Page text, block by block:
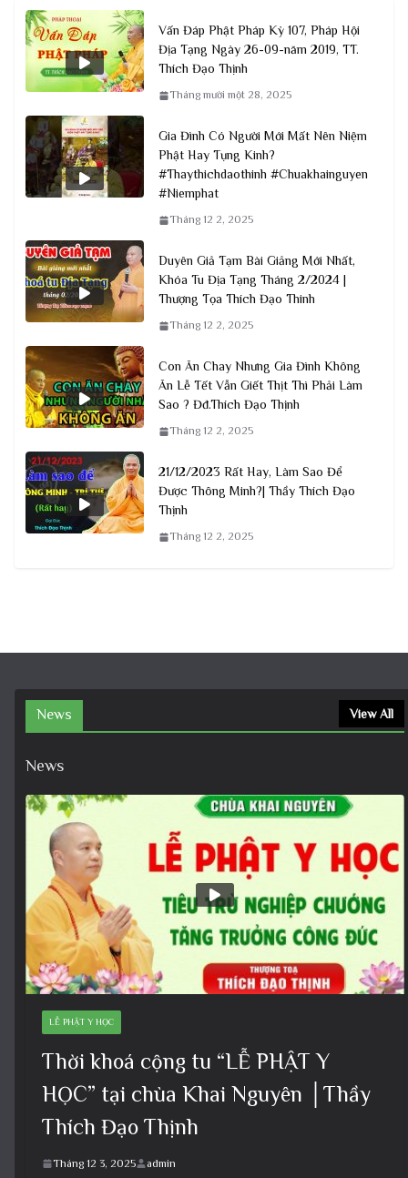
Vấn Đáp Phật Pháp Kỳ 107, Pháp Hội
Địa Tạng Ngày 26-09-năm 2019, TT.
Thích Đạo Thịnh
Tháng mười một 28, 2025
Gia Đình Có Người Mới Mất Nên Niệm
Phật Hay Tụng Kinh?
#Thaythichdaothinh #Chuakhainguyen
#Niemphat
Tháng 12 2, 2025
Duyên Giả Tạm Bài Giảng Mới Nhất,
Khóa Tu Địa Tạng Tháng 2/2024 |
Thượng Tọa Thích Đạo Thinh
Tháng 12 2, 2025
Con Ăn Chay Nhưng Gia Đình Không
Ăn Lễ Tết Vẫn Giết Thịt Thì Phải Làm
Sao ? Đđ.Thích Đạo Thịnh
Tháng 12 2, 2025
21/12/2023 Rất Hay, Làm Sao Để
Được Thông Minh?| Thầy Thích Đạo
Thịnh
Tháng 12 2, 2025
News View All
News
LỄ PHẬT Y HỌC
Thời khoá cộng tu “LỄ PHẬT Y
HỌC” tại chùa Khai Nguyên │Thầy
Thích Đạo Thịnh
Tháng 12 3, 2025 admin